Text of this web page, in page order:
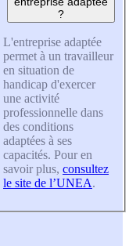
?
L'entreprise adaptée
permet à un travailleur
en situation de
handicap d'exercer
une activité
professionnelle dans
des conditions
adaptées à ses
capacités. Pour en
savoir plus, consultez
le site de l’UNEA.